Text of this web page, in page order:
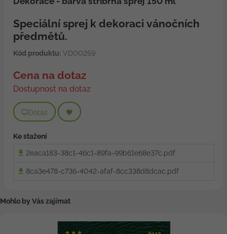
Speciální sprej k dekoraci vánočních
předmětů.
Kód produktu:VD00259
Cena na dotaz
Dostupnost na dotaz
Dotaz
Ke stažení
2eaca183-38c1-46c1-89fa-99b61e68e37c.pdf
8ca3e478-c736-4042-afaf-8cc338d8dcac.pdf
Mohlo by Vás zajímat